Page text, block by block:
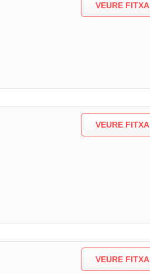
VEURE FITXA
VEURE FITXA
VEURE FITXA